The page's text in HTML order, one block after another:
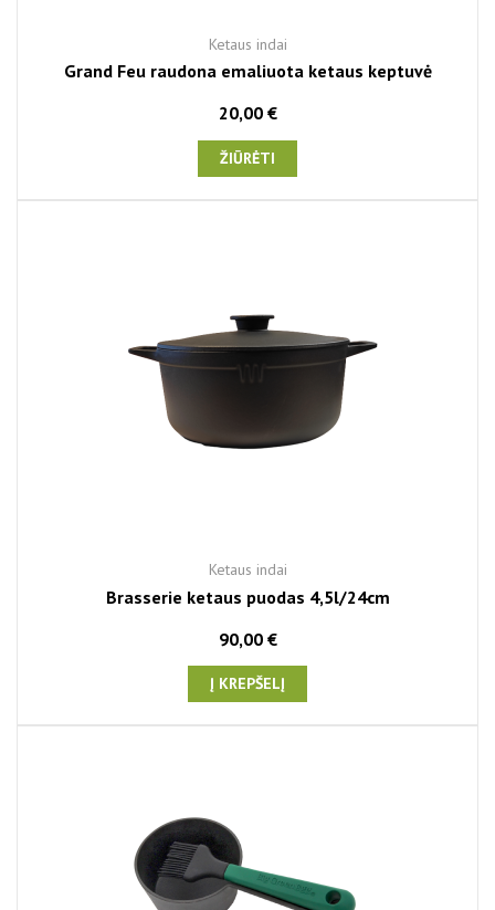
Ketaus indai
Grand Feu raudona emaliuota ketaus keptuvė
20,00 €
ŽIŪRĖTI
Ketaus indai
Brasserie ketaus puodas 4,5l/24cm
90,00 €
Į KREPŠELĮ